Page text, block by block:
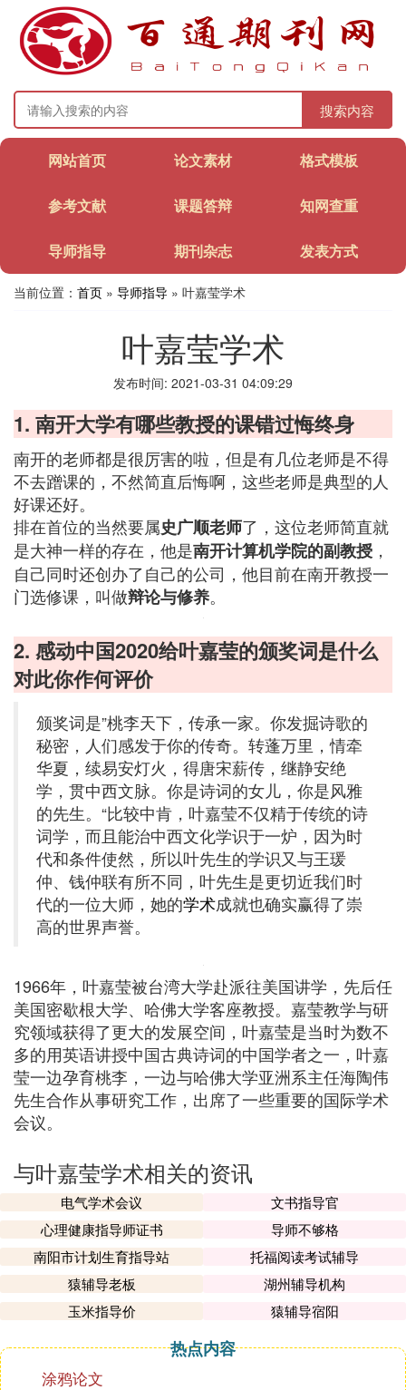
搜索内容
网站首页 论文素材 格式模板
参考文献 课题答辩 知网查重
导师指导 期刊杂志 发表方式
当前位置： 首页 » 导师指导 » 叶嘉莹学术
叶嘉莹学术
发布时间: 2021-03-31 04:09:29
1. 南开大学有哪些教授的课错过悔终身
南开的老师都是很厉害的啦，但是有几位老师是不得
不去蹭课的，不然简直后悔啊，这些老师是典型的人
好课还好。
排在首位的当然要属史广顺老师了，这位老师简直就
是大神一样的存在，他是南开计算机学院的副教授 ，
自己同时还创办了自己的公司，他目前在南开教授一
门选修课，叫做辩论与修养。
2. 感动中国2020给叶嘉莹的颁奖词是什么
对此你作何评价
颁奖词是”桃李天下，传承一家。你发掘诗歌的
秘密，人们感发于你的传奇。转蓬万里，情牵
华夏，续易安灯火，得唐宋薪传，继静安绝
学，贯中西文脉。你是诗词的女儿，你是风雅
的先生。“比较中肯，叶嘉莹不仅精于传统的诗
词学，而且能治中西文化学识于一炉，因为时
代和条件使然，所以叶先生的学识又与王瑗
仲、钱仲联有所不同，叶先生是更切近我们时
代的一位大师，她的学术成就也确实赢得了崇
高的世界声誉。
1966年，叶嘉莹被台湾大学赴派往美国讲学，先后任
美国密歇根大学、哈佛大学客座教授。嘉莹教学与研
究领域获得了更大的发展空间，叶嘉莹是当时为数不
多的用英语讲授中国古典诗词的中国学者之一，叶嘉
莹一边孕育桃李，一边与哈佛大学亚洲系主任海陶伟
先生合作从事研究工作，出席了一些重要的国际学术
会议。
与叶嘉莹学术相关的资讯
电气学术会议
文书指导官
心理健康指导师证书
导师不够格
南阳市计划生育指导站
托福阅读考试辅导
猿辅导老板
湖州辅导机构
玉米指导价
猿辅导宿阳
热点内容
涂鸦论文